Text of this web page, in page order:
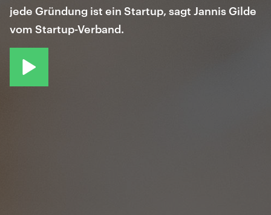
jede Gründung ist ein Startup, sagt Jannis Gilde
vom Startup-Verband.